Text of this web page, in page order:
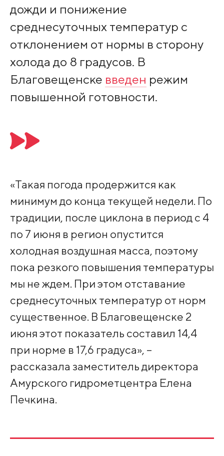
дожди и понижение
среднесуточных температур с
отклонением от нормы в сторону
холода до 8 градусов. В
Благовещенске введен режим
повышенной готовности.
«Такая погода продержится как
минимум до конца текущей недели. По
традиции, после циклона в период с 4
по 7 июня в регион опустится
холодная воздушная масса, поэтому
пока резкого повышения температуры
мы не ждем. При этом отставание
среднесуточных температур от норм
существенное. В Благовещенске 2
июня этот показатель составил 14,4
при норме в 17,6 градуса», –
рассказала заместитель директора
Амурского гидрометцентра Елена
Печкина.